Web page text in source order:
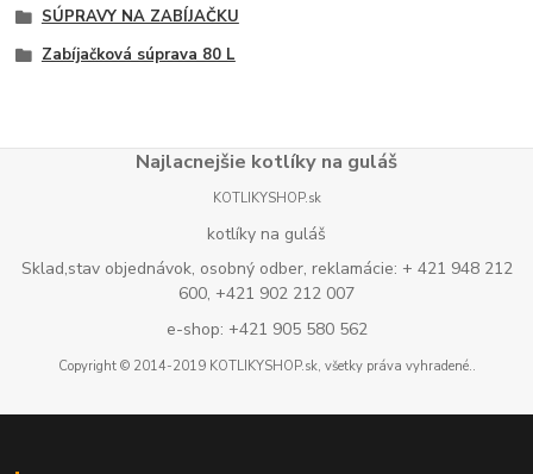
SÚPRAVY NA ZABÍJAČKU
Zabíjačková súprava 80 L
Najlacnejšie kotlíky na guláš
KOTLIKYSHOP.sk
kotlíky na guláš
Sklad,stav objednávok, osobný odber, reklamácie: + 421 948 212
600, +421 902 212 007
e-shop: +421 905 580 562
Copyright © 2014-2019 KOTLIKYSHOP.sk, všetky práva vyhradené..